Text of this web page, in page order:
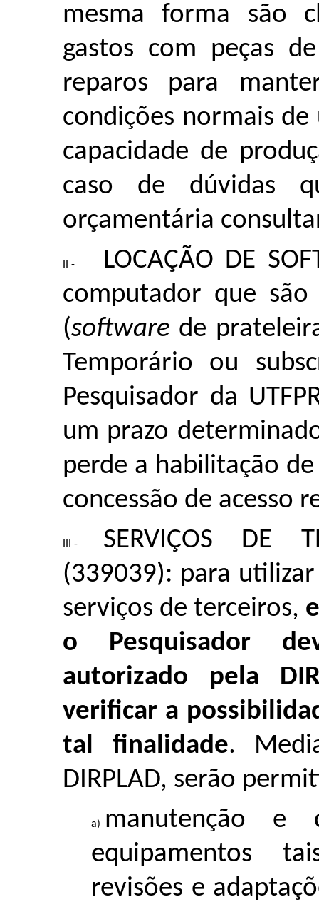
mesma forma são
gastos com peças
reparos para
condições normais
capacidade de
caso de dúvidas
orçamentária
LOCAÇÃO DE
computador que
(software de
Temporário ou
Pesquisador da
um prazo
perde a habilitação
concessão de acesso
SERVIÇOS DE
(339039): para
serviços de terceiros,
o Pesquisador
autorizado pela
verificar a
tal finalidade.
DIRPLAD, serão
manutenção e
equipamentos
revisões e